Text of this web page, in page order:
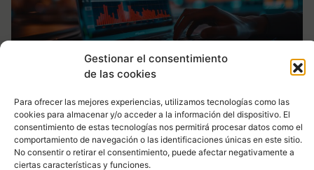
Gestionar el consentimiento
de las cookies
Para ofrecer las mejores experiencias, utilizamos tecnologías como las
cookies para almacenar y/o acceder a la información del dispositivo. El
consentimiento de estas tecnologías nos permitirá procesar datos como el
comportamiento de navegación o las identificaciones únicas en este sitio.
No consentir o retirar el consentimiento, puede afectar negativamente a
ciertas características y funciones.
Desde el primer día, codo con codo, hasta la
finalización del trabajo.
Trabajos finalizados